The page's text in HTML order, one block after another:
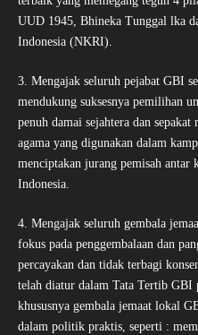
UUD 1945, Bhineka Tunggal lka
Indonesia (NKRI).
3. Mengajak seluruh pejabat GBI
mendukung suksesnya pemilihan
penuh damai sejahtera dan
agama yang digunakan dalam
menciptakan jurang pemisah antar
Indonesia.
4. Mengajak seluruh gembala
fokus pada penggembalaan dan
percayakan dan tidak terbagi
telah diatur dalam Tata Tertib GBI
khususnya gembala jemaat lokal
dalam politik praktis, seperti :